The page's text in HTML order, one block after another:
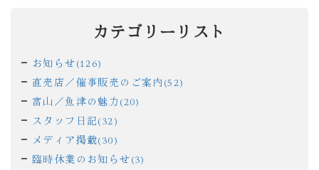
カテゴリーリスト
お知らせ(126)
直売店／催事販売のご案内(52)
富山／魚津の魅力(20)
スタッフ日記(32)
メディア掲載(30)
臨時休業のお知らせ(3)